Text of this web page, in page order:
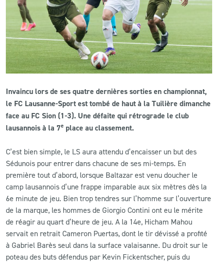
CLUB
CONTACT
ACTUALITÉS
LS E-SHOP
L’APP DU LS
MATCH DES CELEBRITES
PRESSE ET MEDIAS
Invaincu lors de ses quatre dernières sorties en championnat,
le FC Lausanne-Sport est tombé de haut à la Tuilière dimanche
face au FC Sion (1-3). Une défaite qui rétrograde le club
lausannois à la 7e place au classement.
C’est bien simple, le LS aura attendu d’encaisser un but des
Sédunois pour entrer dans chacune de ses mi-temps. En
première tout d’abord, lorsque Baltazar est venu doucher le
camp lausannois d’une frappe imparable aux six mètres dès la
6e minute de jeu. Bien trop tendres sur l’homme sur l’ouverture
de la marque, les hommes de Giorgio Contini ont eu le mérite
de réagir au quart d’heure de jeu. A la 14e, Hicham Mahou
servait en retrait Cameron Puertas, dont le tir dévissé a profité
à Gabriel Barès seul dans la surface valaisanne. Du droit sur le
poteau des buts défendus par Kevin Fickentscher, puis du